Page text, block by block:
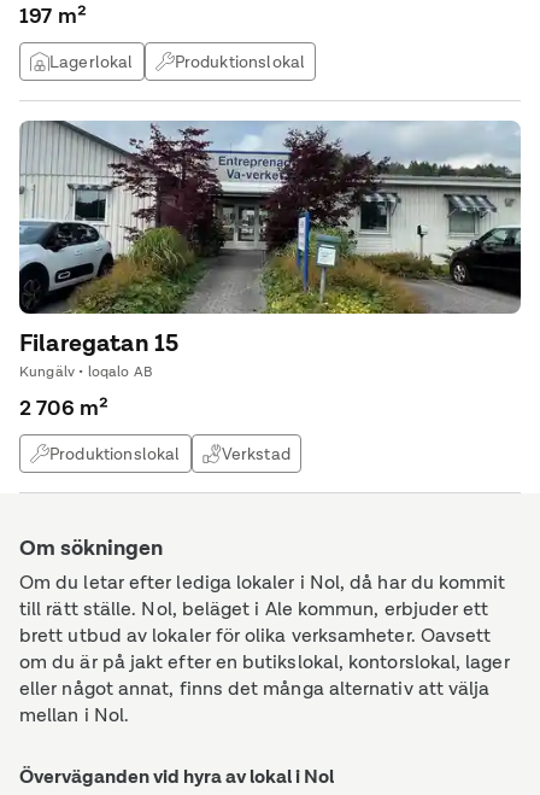
197 m²
Lagerlokal Produktionslokal
Filaregatan 15
Kungälv • loqalo AB
2 706 m²
Produktionslokal Verkstad
Om sökningen
Om du letar efter lediga lokaler i Nol, då har du kommit
till rätt ställe. Nol, beläget i Ale kommun, erbjuder ett
brett utbud av lokaler för olika verksamheter. Oavsett
om du är på jakt efter en butikslokal, kontorslokal, lager
eller något annat, finns det många alternativ att välja
mellan i Nol.
Överväganden vid hyra av lokal i Nol